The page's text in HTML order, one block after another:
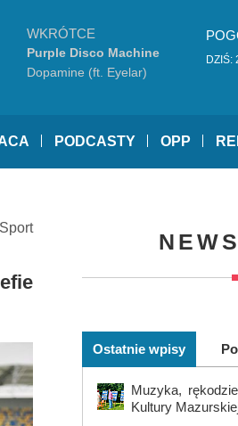
WKRÓTCE
Purple Disco Machine
Dopamine (ft. Eyelar)
DZIŚ:
PODCASTY OPP
Sport
Ostatnie wpisy
Muzyka,
Kultury